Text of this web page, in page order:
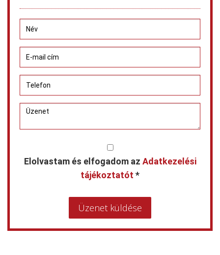
Elolvastam és elfogadom az Adatkezelési
tájékoztatót *
Üzenet küldése